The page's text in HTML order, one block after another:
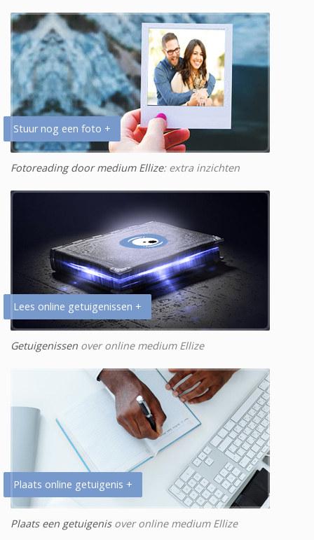
Stuur nog een foto +
Fotoreading door medium Ellize: extra inzichten
Lees online getuigenissen +
Getuigenissen over online medium Ellize
Plaats online getuigenis +
Plaats een getuigenisover online medium Ellize